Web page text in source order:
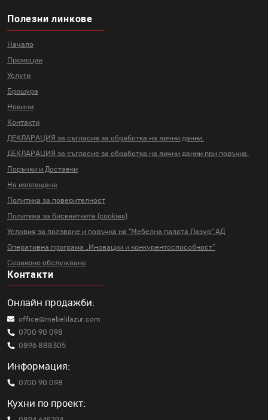
Полезни линкове
Начало
Промоции
Услуги
Брошура
Новини
Контакти
ДЕКЛАРАЦИЯ за съгласие за обработка на лични данни.
ДЕКЛАРАЦИЯ за съгласие за обработка на лични данни при поръчка.
Поръчки и Доставки
На изплащане
Политика за поверителност
Политика за бисквитките (cookies)
Условия за ползване и поръчка на "Мебелна палата Лазур" АД
Оперативна програма „Иновации и конкурентоспособност“
Сервизно обслужване
Контакти
Онлайн продажби:
office@mebelilazur.com
0700 90 098
0896 888305
Информация:
0700 90 098
Кухни по проект: